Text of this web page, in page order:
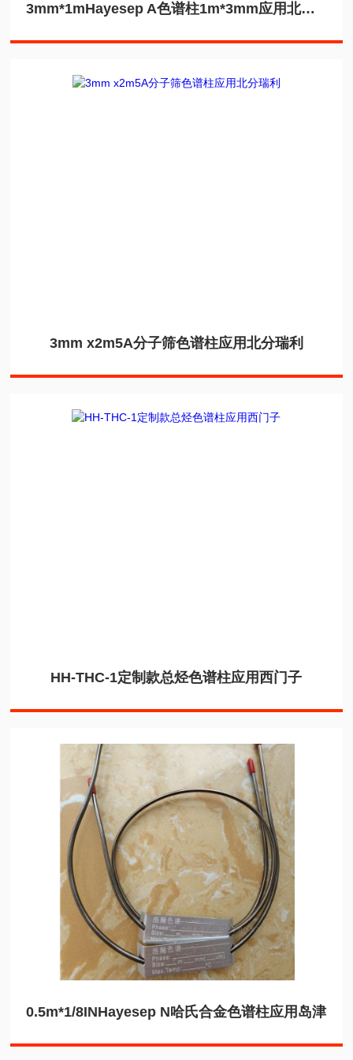
3mm*1mHayesep A色谱柱1m*3mm应用北分瑞利
3mm x2m5A分子筛色谱柱应用北分瑞利
HH-THC-1定制款总烃色谱柱应用西门子
0.5m*1/8INHayesep N哈氏合金色谱柱应用岛津